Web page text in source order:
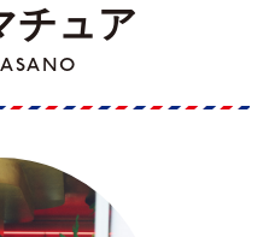
チュア